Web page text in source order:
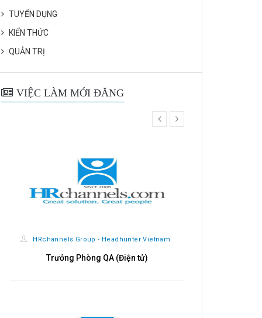
TUYỂN DỤNG
KIẾN THỨC
QUẢN TRỊ
VIỆC LÀM MỚI ĐĂNG
HRchannels Group - Headhunter Vietnam
Trưởng Phòng QA (Điện tử)
prev